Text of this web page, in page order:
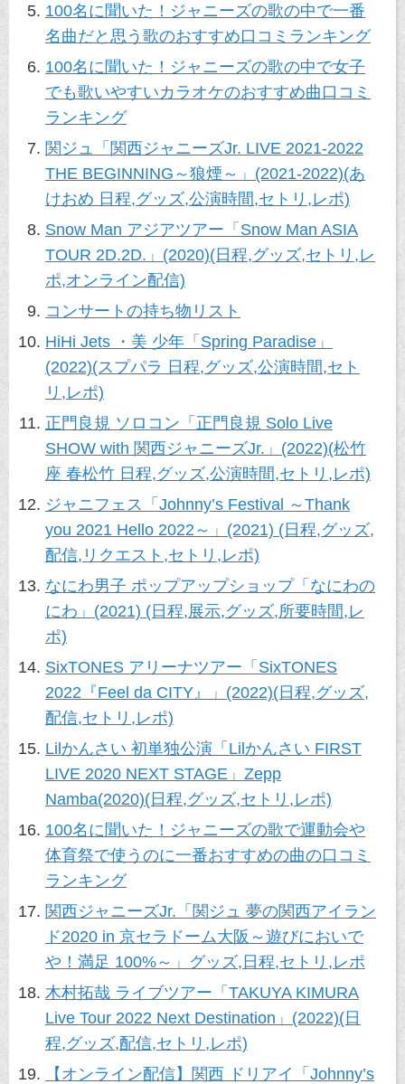
100名に聞いた！ジャニーズの歌の中で一番
名曲だと思う歌のおすすめ口コミランキング
100名に聞いた！ジャニーズの歌の中で女子
でも歌いやすいカラオケのおすすめ曲口コミ
ランキング
関ジュ「関西ジャニーズJr. LIVE 2021-2022
THE BEGINNING～狼煙～」(2021-2022)(あ
けおめ 日程,グッズ,公演時間,セトリ,レポ)
Snow Man アジアツアー「Snow Man ASIA
TOUR 2D.2D.」(2020)(日程,グッズ,セトリ,レ
ポ,オンライン配信)
コンサートの持ち物リスト
HiHi Jets ・美 少年「Spring Paradise」
(2022)(スプパラ 日程,グッズ,公演時間,セト
リ,レポ)
正門良規 ソロコン「正門良規 Solo Live
SHOW with 関西ジャニーズJr.」(2022)(松竹
座 春松竹 日程,グッズ,公演時間,セトリ,レポ)
ジャニフェス「Johnny’s Festival ～Thank
you 2021 Hello 2022～」(2021) (日程,グッズ,
配信,リクエスト,セトリ,レポ)
なにわ男子 ポップアップショップ「なにわの
にわ」(2021) (日程,展示,グッズ,所要時間,レ
ポ)
SixTONES アリーナツアー「SixTONES
2022『Feel da CITY』」(2022)(日程,グッズ,
配信,セトリ,レポ)
Lilかんさい 初単独公演「Lilかんさい FIRST
LIVE 2020 NEXT STAGE」Zepp
Namba(2020)(日程,グッズ,セトリ,レポ)
100名に聞いた！ジャニーズの歌で運動会や
体育祭で使うのに一番おすすめの曲の口コミ
ランキング
関西ジャニーズJr.「関ジュ 夢の関西アイラン
ド2020 in 京セラドーム大阪～遊びにおいで
や！満足 100%～」グッズ,日程,セトリ,レポ
木村拓哉 ライブツアー「TAKUYA KIMURA
Live Tour 2022 Next Destination」(2022)(日
程,グッズ,配信,セトリ,レポ)
【オンライン配信】関西 ドリアイ「Johnny’s